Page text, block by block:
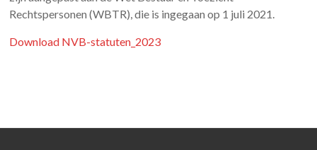
Rechtspersonen (WBTR), die is ingegaan op 1 juli 2021.
Download NVB-statuten_2023